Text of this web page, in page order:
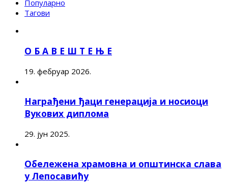
Популарно
Тагови
О Б А В Е Ш Т Е Њ Е
19. фебруар 2026.
Награђени ђаци генерација и носиоци
Вукових диплома
29. јун 2025.
Обележена храмовна и општинска слава
у Лепосавићу